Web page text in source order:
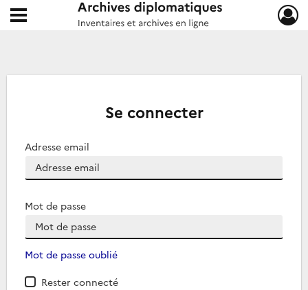
Archives diplomatiques
Ouvrir le menu déroulant
Se connecter
Adresse email
Mot de passe
Mot de passe oublié
Rester connecté